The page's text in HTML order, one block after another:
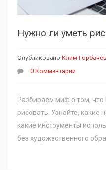
Опубликовано Клим Горбачев
0 Комментарии
Разбираем миф о том, что
рисовать. Узнайте, какие
какие инструменты
без художественного